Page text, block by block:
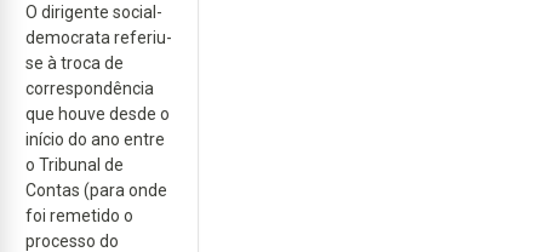
O dirigente social-
democrata referiu-
se à troca de
correspondência
que houve desde o
início do ano entre
o Tribunal de
Contas (para onde
foi remetido o
processo do